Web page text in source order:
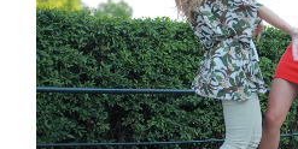
了
～
そ
の
賢